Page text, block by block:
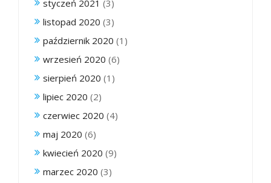
styczeń 2021 (3)
listopad 2020 (3)
październik 2020 (1)
wrzesień 2020 (6)
sierpień 2020 (1)
lipiec 2020 (2)
czerwiec 2020 (4)
maj 2020 (6)
kwiecień 2020 (9)
marzec 2020 (3)